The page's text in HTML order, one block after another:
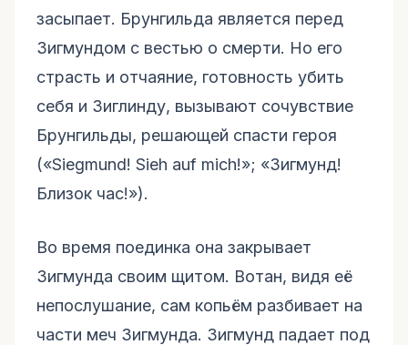
засыпает. Брунгильда является перед
Зигмундом с вестью о смерти. Но его
страсть и отчаяние, готовность убить
себя и Зиглинду, вызывают сочувствие
Брунгильды, решающей спасти героя
(«Siegmund! Sieh auf mich!»; «Зигмунд!
Близок час!»).
Во время поединка она закрывает
Зигмунда своим щитом. Вотан, видя её
непослушание, сам копьём разбивает на
части меч Зигмунда. Зигмунд падает под